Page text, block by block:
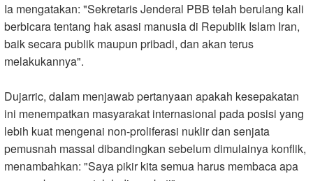
Ia mengatakan: "Sekretaris Jenderal PBB telah berulang kali
berbicara tentang hak asasi manusia di Republik Islam Iran,
baik secara publik maupun pribadi, dan akan terus
melakukannya."
Dujarric, dalam menjawab pertanyaan apakah kesepakatan
ini menempatkan masyarakat internasional pada posisi yang
lebih kuat mengenai non-proliferasi nuklir dan senjata
pemusnah massal dibandingkan sebelum dimulainya konflik,
menambahkan: "Saya pikir kita semua harus membaca apa